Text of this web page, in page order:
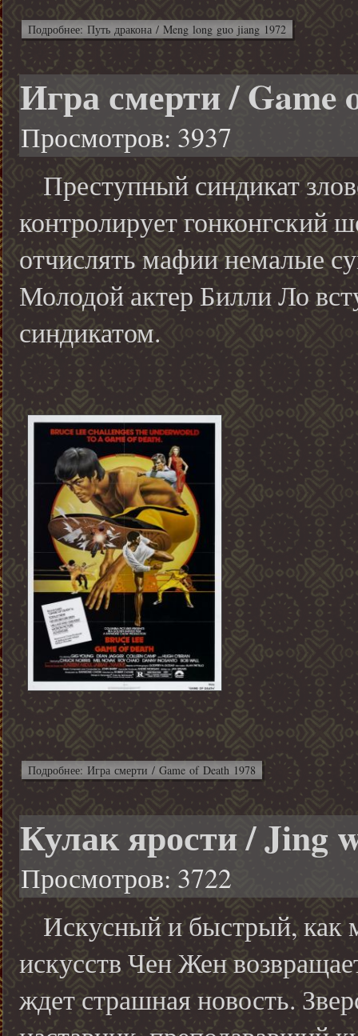
Подробнее: Путь дракона / Meng long guo jiang 1972
Игра смерти / Game
Просмотров: 3937
Преступный синдикат
контролирует гонконгский
отчислять мафии немалые
Молодой актер Билли Ло
синдикатом.
Подробнее: Игра смерти / Game of Death 1978
Кулак ярости / Jing
Просмотров: 3722
Искусный и быстрый, как
искусств Чен Жен
ждет страшная новость.